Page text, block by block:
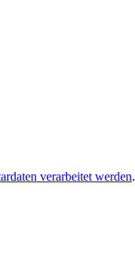
verarbeitet werden.